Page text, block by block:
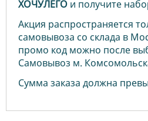
ХОЧУЛЕГО и получите
Акция распространяется
самовывоза со склада в
промо код можно после
Самовывоз м.
Сумма заказа должна